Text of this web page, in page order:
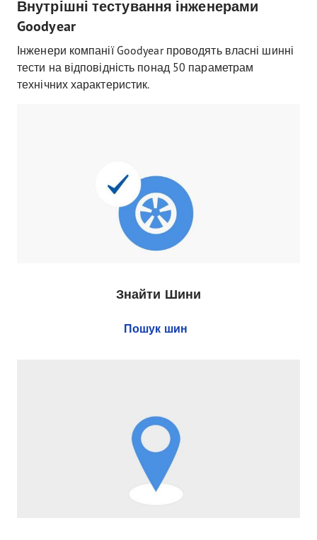
Внутрішні тестування інженерами
Goodyear
Інженери компанії Goodyear проводять власні шинні
тести на відповідність понад 50 параметрам
технічних характеристик.
Знайти Шини
Пошук шин